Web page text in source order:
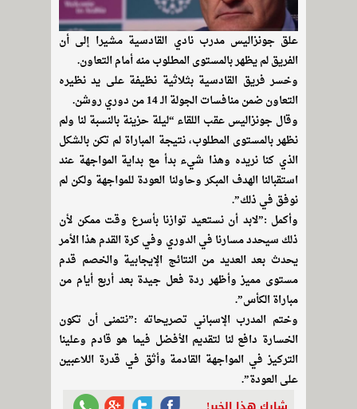
علق جونزاليس مدرب نادي القادسية مشيرا إلى أن
الفريق لم يظهر بالمستوى المطلوب منه أمام التعاون.
وخسر فريق القادسية بثلاثية نظيفة على يد نظيره
التعاون ضمن منافسات الجولة الـ 14 من دوري روشن.
وقال جونزاليس عقب اللقاء “ليلة حزينة بالنسبة لنا ولم
نظهر بالمستوى المطلوب، نتيجة المباراة لم تكن بالشكل
الذي كنا نريده وهذا شيء بدأ مع بداية المواجهة عند
استقبالنا الهدف المبكر وحاولنا العودة للمواجهة ولكن لم
نوفق في ذلك”.
وأكمل :”لابد أن نستعيد توازنا بأسرع وقت ممكن لأن
ذلك سيحدد مسارنا في الدوري وفي كرة القدم هذا الأمر
يحدث بعد العديد من النتائج الإيجابية والخصم قدم
مستوى مميز وأظهر ردة فعل جيدة بعد أربع أيام من
مباراة الكأس”.
وختم المدرب الإسباني تصريحاته :”نتمنى أن تكون
الخسارة دافع لنا لتقديم الأفضل فيما هو قادم وعلينا
التركيز في المواجهة القادمة وأثق في قدرة اللاعبين
على العودة”.